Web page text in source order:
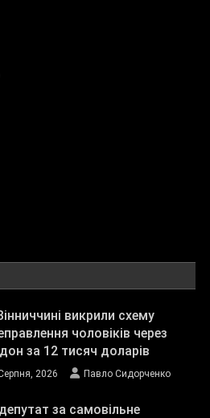
викрили схему
чоловіків через
за 12 тисяч доларів
2026 Павло Сидорченко
за самовільне